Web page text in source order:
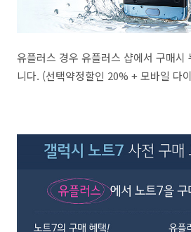
유플러스 경우 유플러스 샵에서 구매시
니다. (선택약정할인 20% + 모바일 다